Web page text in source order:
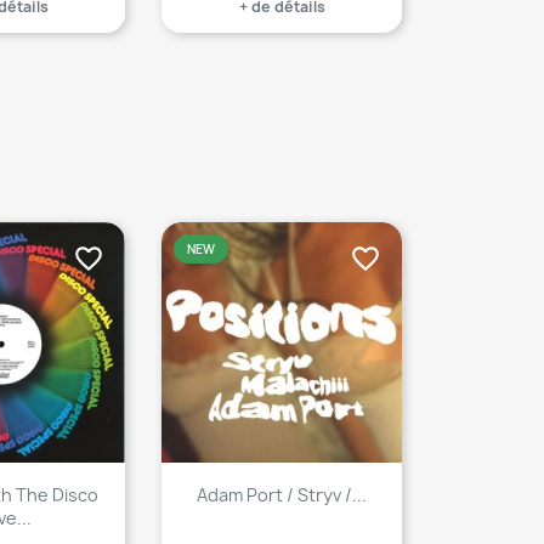
+ de détails
The Disco
favorite_border
Adam Port / Stryv /...
NEW favorite_border